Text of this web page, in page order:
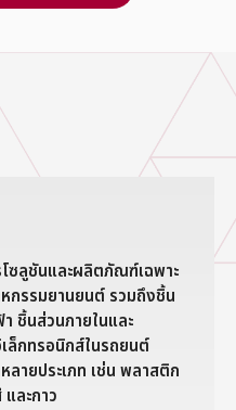
ซลูชันและผลิตภัณฑ์เฉพาะ
กรรมยานยนต์ รวมถึงชิ้น
ชิ้นส่วนภายในและ
ล็กทรอนิกส์ในรถยนต์
ายประเภท เช่น พลาสติก
ละกาว